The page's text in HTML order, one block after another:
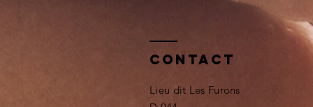
Contact
Lieu dit Les Furons